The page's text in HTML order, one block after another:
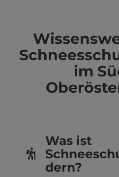
im
Was ist
dern?